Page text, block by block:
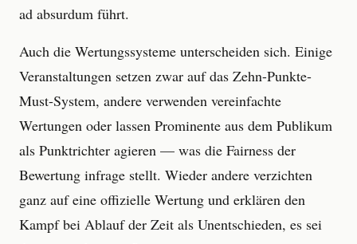
ad absurdum führt.
Auch die Wertungssysteme unterscheiden sich. Einige
Veranstaltungen setzen zwar auf das Zehn-Punkte-
Must-System, andere verwenden vereinfachte
Wertungen oder lassen Prominente aus dem Publikum
als Punktrichter agieren — was die Fairness der
Bewertung infrage stellt. Wieder andere verzichten
ganz auf eine offizielle Wertung und erklären den
Kampf bei Ablauf der Zeit als Unentschieden, es sei